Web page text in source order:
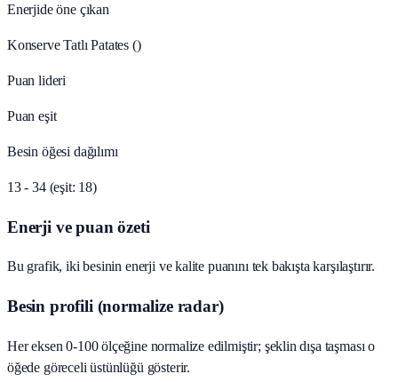
Enerjide öne çıkan
Konserve Tatlı Patates ()
Puan lideri
Puan eşit
Besin öğesi dağılımı
13 - 34 (eşit: 18)
Enerji ve puan özeti
Bu grafik, iki besinin enerji ve kalite puanını tek bakışta karşılaştırır.
Besin profili (normalize radar)
Her eksen 0-100 ölçeğine normalize edilmiştir; şeklin dışa taşması o
öğede göreceli üstünlüğü gösterir.